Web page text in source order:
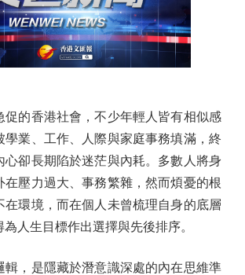
的香港社會，不少年輕人皆有相似感
學業、工作、人際與家庭事務填滿，終
心卻長期陷於迷茫與內耗。多數人將身
在壓力過大、事務繁雜，然而煩憂的根
在環境，而在個人未曾梳理自身的底層
人生目標作出選擇與先後排序。
，是隱藏於潛意識深處的內在思維準